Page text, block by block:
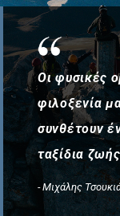
Οι φυσικές
φιλοξενία
συνθέτουν
ταξίδια ζωής
- Μιχάλης